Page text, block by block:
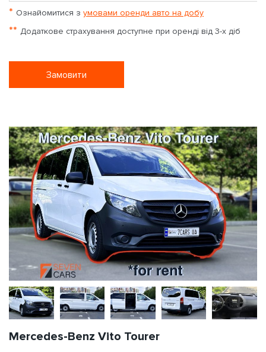
* Ознайомитися з умовами оренди авто на добу
** Додаткове страхування доступне при оренді від 3-х діб
Замовити
Mercedes-Benz Vito Tourer